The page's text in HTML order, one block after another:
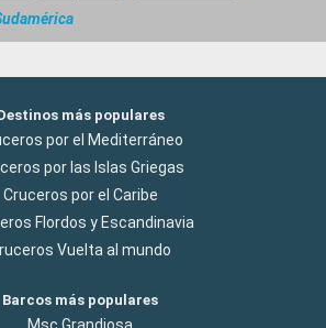
más populares
por el Mediterráneo
por las Islas Griegas
Cruceros por el Caribe
Flordos y Escandinavia
Vuelta al mundo
Barcos más populares